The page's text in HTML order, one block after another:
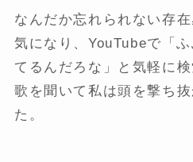
なんだか忘れられない存
気になり、YouTubeで「
てるんだろな」と気軽に
歌を聞いて私は頭を撃ち
た。